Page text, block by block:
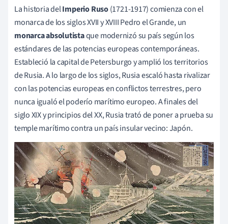
La historia delImperio Ruso(1721-1917) comienza con el
monarca de los siglos XVII y XVIII Pedro el Grande, un
monarca absolutistaque modernizó su país según los
estándares de las potencias europeas contemporáneas.
Estableció la capital de Petersburgo y amplió los territorios
de Rusia. A lo largo de los siglos, Rusia escaló hasta rivalizar
con las potencias europeas en conflictos terrestres, pero
nunca igualó el poderío marítimo europeo. A finales del
siglo XIX y principios del XX, Rusia trató de poner a prueba su
temple marítimo contra un país insular vecino: Japón.